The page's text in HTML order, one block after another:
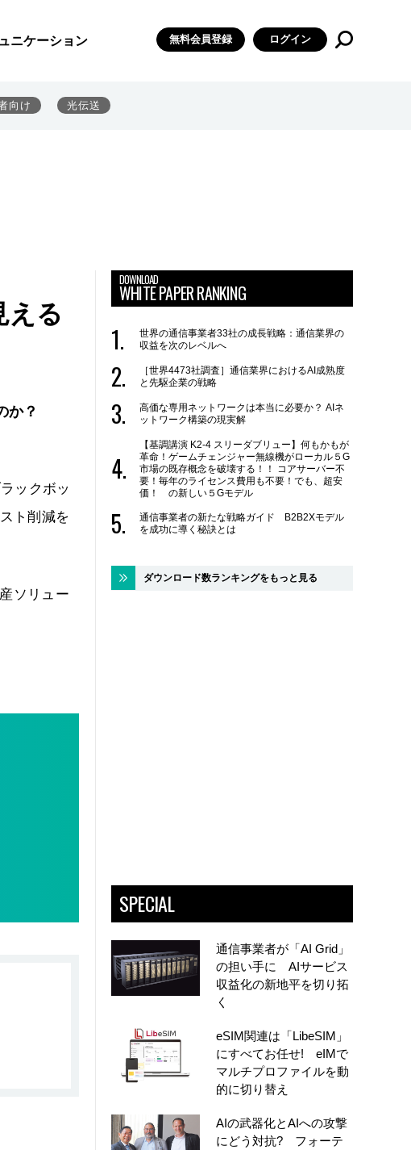
ニケーション 無料会員登録 ログイン
向け 光伝送
える
か？
ックボッ
ト削減を
ソリュー
DOWNLOAD
WHITE PAPER RANKING
世界の通信事業者33社の成長戦略：通信業界の
収益を次のレベルへ
［世界4473社調査］通信業界におけるAI成熟度
と先駆企業の戦略
高価な専用ネットワークは本当に必要か？ AIネ
ットワーク構築の現実解
【基調講演 K2-4 スリーダブリュー】何もかもが
革命！ゲームチェンジャー無線機がローカル５G
市場の既存概念を破壊する！！ コアサーバー不
要！毎年のライセンス費用も不要！でも、超安
価！ の新しい５Gモデル
通信事業者の新たな戦略ガイド B2B2Xモデル
を成功に導く秘訣とは
ダウンロード数ランキングをもっと見る
SPECIAL
通信事業者が「AI Grid」
の担い手に AIサービス
収益化の新地平を切り拓
く
eSIM関連は「LibeSIM」
にすべてお任せ! eIMで
マルチプロファイルを動
的に切り替え
AIの武器化とAIへの攻撃
にどう対抗? フォーテ